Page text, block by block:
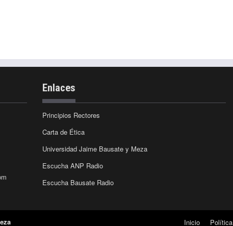
Enlaces
Principios Rectores
Carta de Ética
Universidad Jaime Bausate y Meza
Escucha ANP Radio
Escucha Bausate Radio
Inicio Política